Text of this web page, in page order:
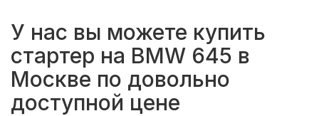
У нас вы можете купить
стартер на BMW 645 в
Москве по довольно
доступной цене